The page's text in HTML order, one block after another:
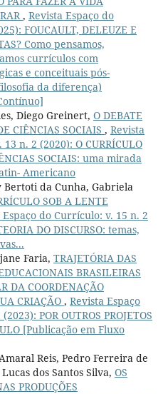
, Revista Espaço do
FOUCAULT, DELEUZE E
Como pensamos,
currículos com
e conceituais pós-
da diferença)
Diego Greinert, O DEBATE
CIÊNCIAS SOCIAIS , Revista
n. 2 (2020): O CURRÍCULO
SOCIAIS: uma mirada
Americano
Bertoti da Cunha, Gabriela
SOB A LENTE
Espaço do Currículo: v. 15 n. 2
DO DISCURSO: temas,
Faria, TRAJETÓRIA DAS
BRASILEIRAS
DA COORDENAÇÃO
CRIAÇÃO , Revista Espaço
POR OUTROS PROJETOS
[Publicação em Fluxo
Reis, Pedro Ferreira de
dos Santos Silva, OS
PRODUÇÕES